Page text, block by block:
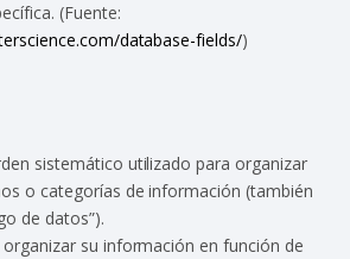
(Fuente:
database-fields/)
sistemático utilizado para organizar
o categorías de información (también
de datos”).
organizar su información en función de